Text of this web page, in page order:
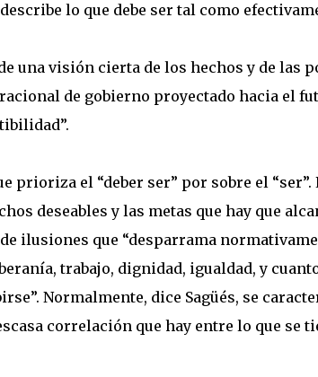
lo que debe ser tal como
una visión cierta de los hechos y de las
de gobierno proyectado hacia el
prioriza el “deber ser” por sobre el
deseables y las metas que hay que
ilusiones que “desparrama
trabajo, dignidad, igualdad, y
Normalmente, dice Sagüés, se
correlación que hay entre lo que se